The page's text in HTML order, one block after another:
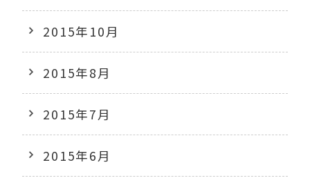
2015年10月
2015年8月
2015年7月
2015年6月